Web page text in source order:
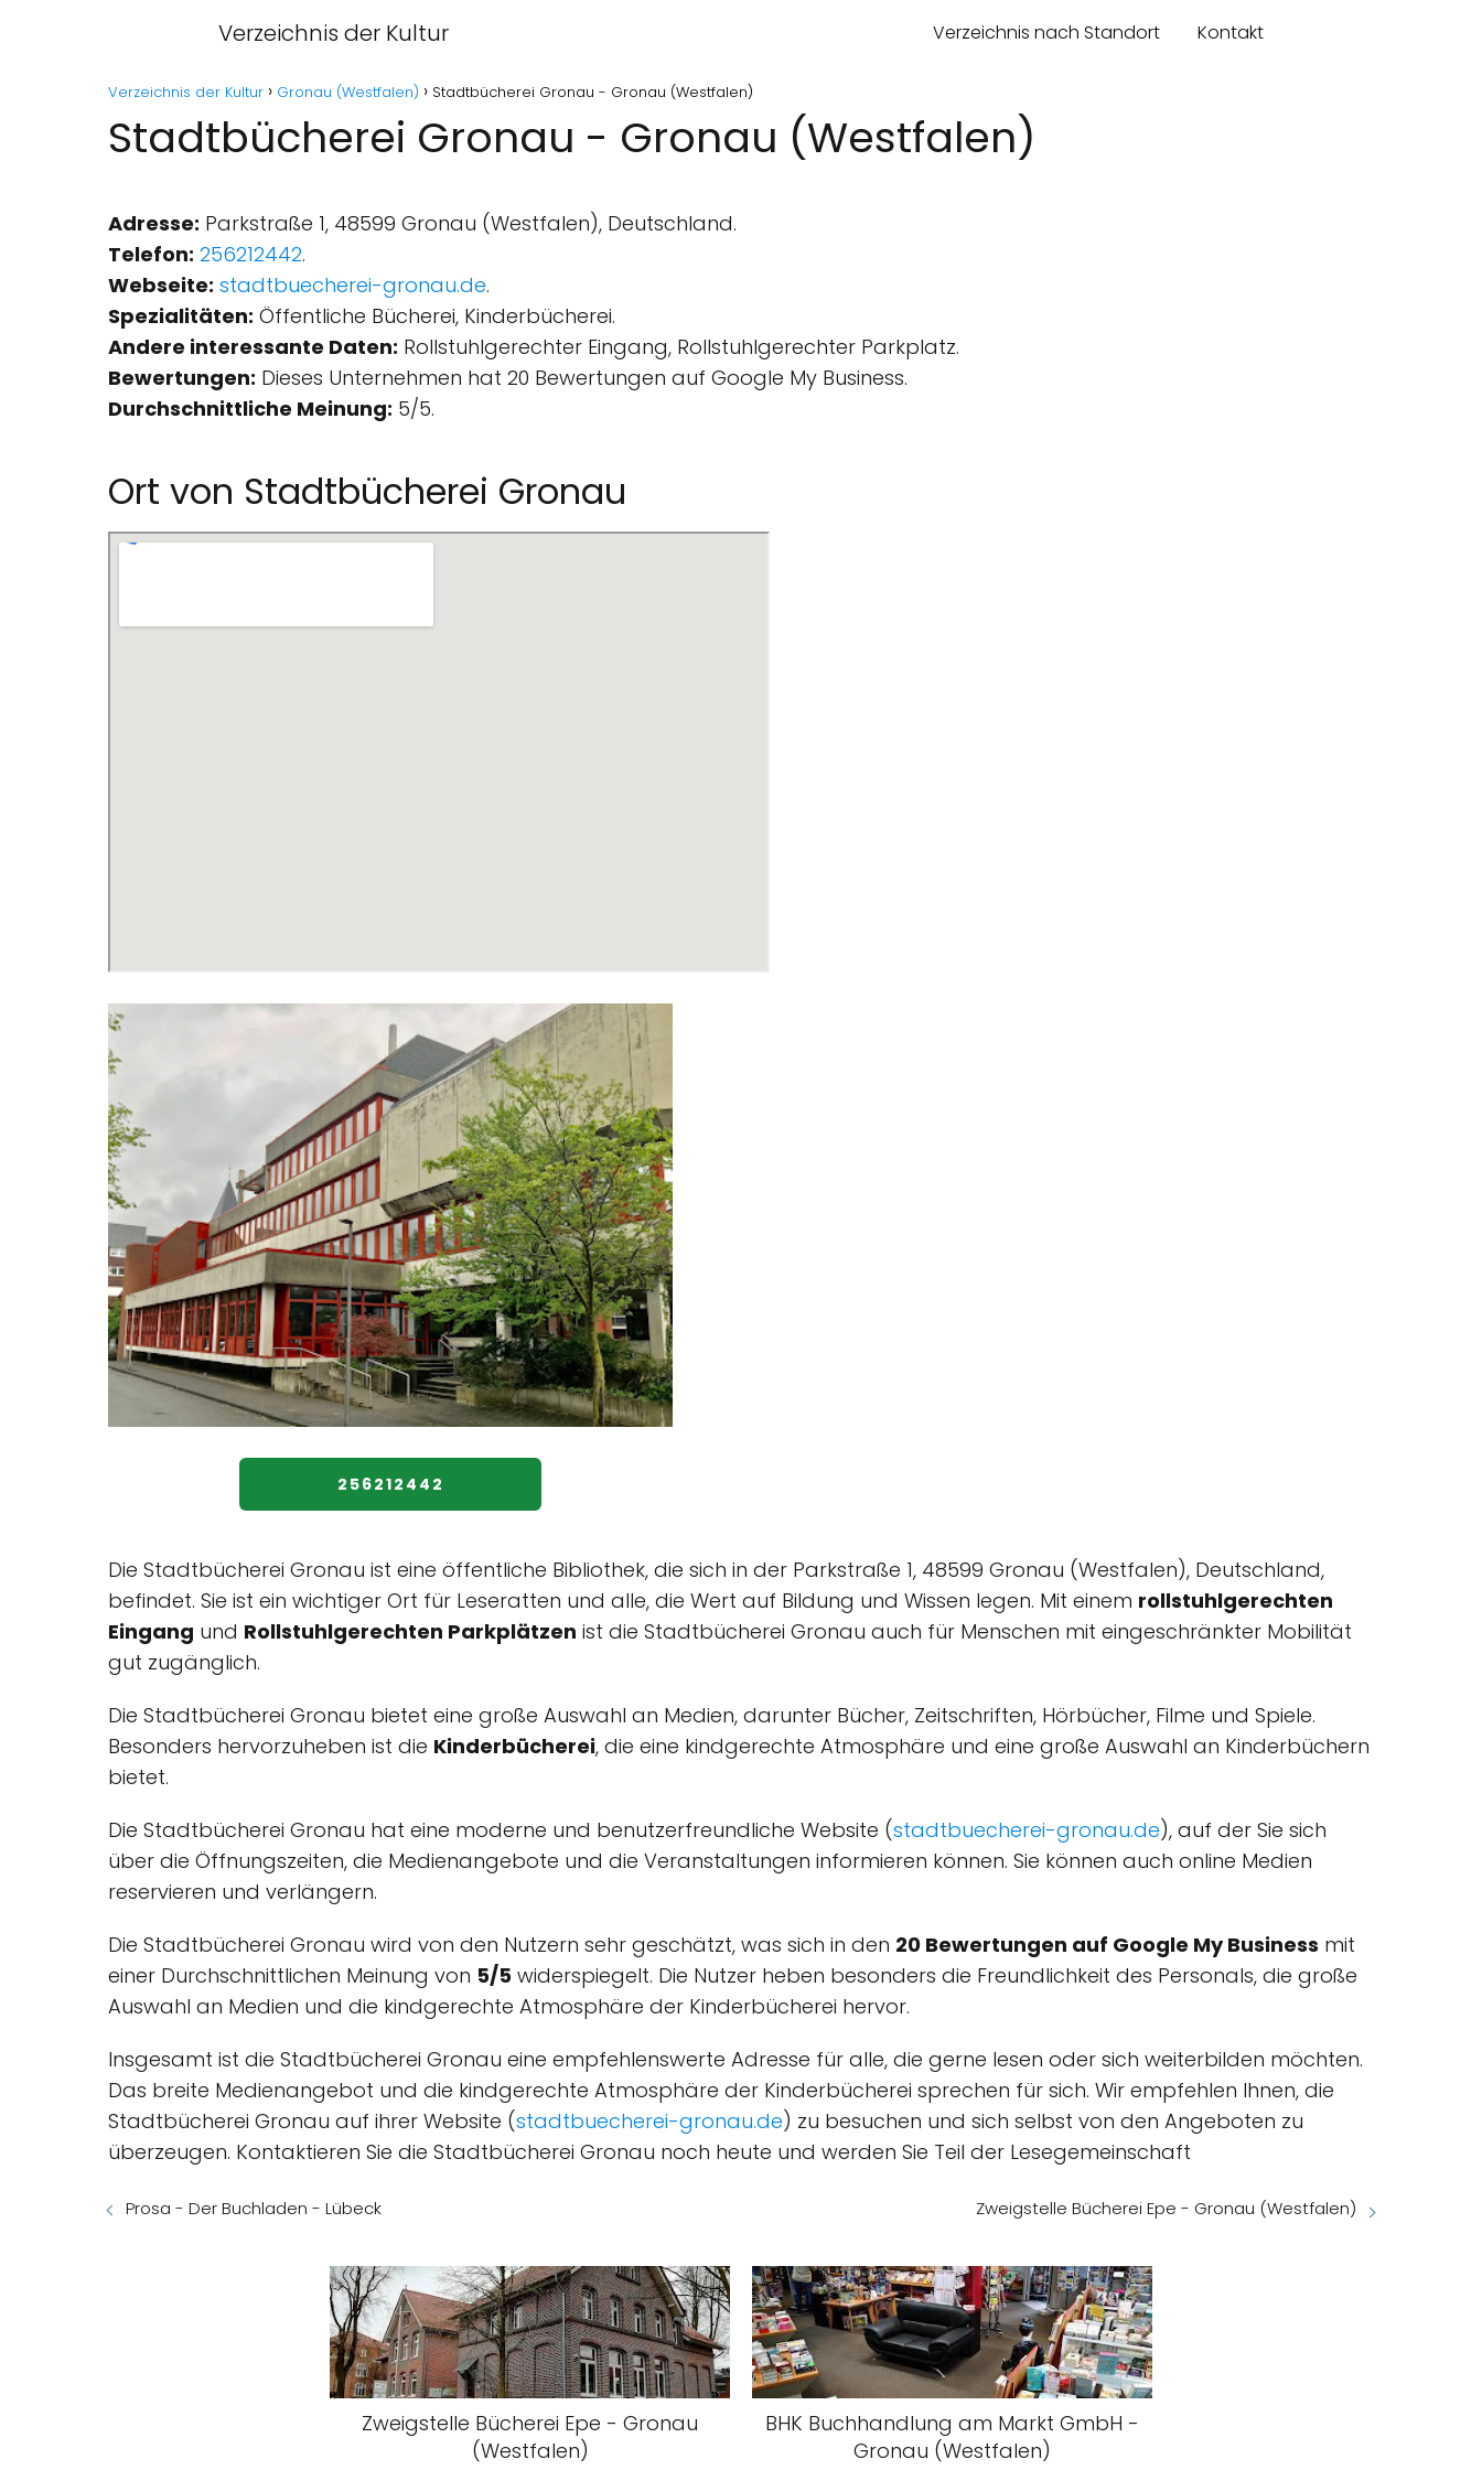
Verzeichnis der Kultur Verzeichnis nach Standort Kontakt
Verzeichnis der Kultur Gronau (Westfalen) Stadtbücherei Gronau - Gronau (Westfalen)
Stadtbücherei Gronau - Gronau (Westfalen)
Adresse: Parkstraße 1, 48599 Gronau (Westfalen), Deutschland.
Telefon: 256212442.
Webseite: stadtbuecherei-gronau.de.
Spezialitäten: Öffentliche Bücherei, Kinderbücherei.
Andere interessante Daten: Rollstuhlgerechter Eingang, Rollstuhlgerechter Parkplatz.
Bewertungen: Dieses Unternehmen hat 20 Bewertungen auf Google My Business.
Durchschnittliche Meinung: 5/5.
Ort von Stadtbücherei Gronau
256212442
Die Stadtbücherei Gronau ist eine öffentliche Bibliothek, die sich in der Parkstraße 1, 48599 Gronau (Westfalen), Deutschland,
befindet. Sie ist ein wichtiger Ort für Leseratten und alle, die Wert auf Bildung und Wissen legen. Mit einem rollstuhlgerechten
Eingang und Rollstuhlgerechten Parkplätzen ist die Stadtbücherei Gronau auch für Menschen mit eingeschränkter Mobilität
gut zugänglich.
Die Stadtbücherei Gronau bietet eine große Auswahl an Medien, darunter Bücher, Zeitschriften, Hörbücher, Filme und Spiele.
Besonders hervorzuheben ist die Kinderbücherei, die eine kindgerechte Atmosphäre und eine große Auswahl an Kinderbüchern
bietet.
Die Stadtbücherei Gronau hat eine moderne und benutzerfreundliche Website (stadtbuecherei-gronau.de), auf der Sie sich
über die Öffnungszeiten, die Medienangebote und die Veranstaltungen informieren können. Sie können auch online Medien
reservieren und verlängern.
Die Stadtbücherei Gronau wird von den Nutzern sehr geschätzt, was sich in den 20 Bewertungen auf Google My Business mit
einer Durchschnittlichen Meinung von 5/5 widerspiegelt. Die Nutzer heben besonders die Freundlichkeit des Personals, die große
Auswahl an Medien und die kindgerechte Atmosphäre der Kinderbücherei hervor.
Insgesamt ist die Stadtbücherei Gronau eine empfehlenswerte Adresse für alle, die gerne lesen oder sich weiterbilden möchten.
Das breite Medienangebot und die kindgerechte Atmosphäre der Kinderbücherei sprechen für sich. Wir empfehlen Ihnen, die
Stadtbücherei Gronau auf ihrer Website (stadtbuecherei-gronau.de) zu besuchen und sich selbst von den Angeboten zu
überzeugen. Kontaktieren Sie die Stadtbücherei Gronau noch heute und werden Sie Teil der Lesegemeinschaft
Prosa - Der Buchladen - Lübeck Zweigstelle Bücherei Epe - Gronau (Westfalen)
Zweigstelle Bücherei Epe - Gronau
(Westfalen)
BHK Buchhandlung am Markt GmbH -
Gronau (Westfalen)